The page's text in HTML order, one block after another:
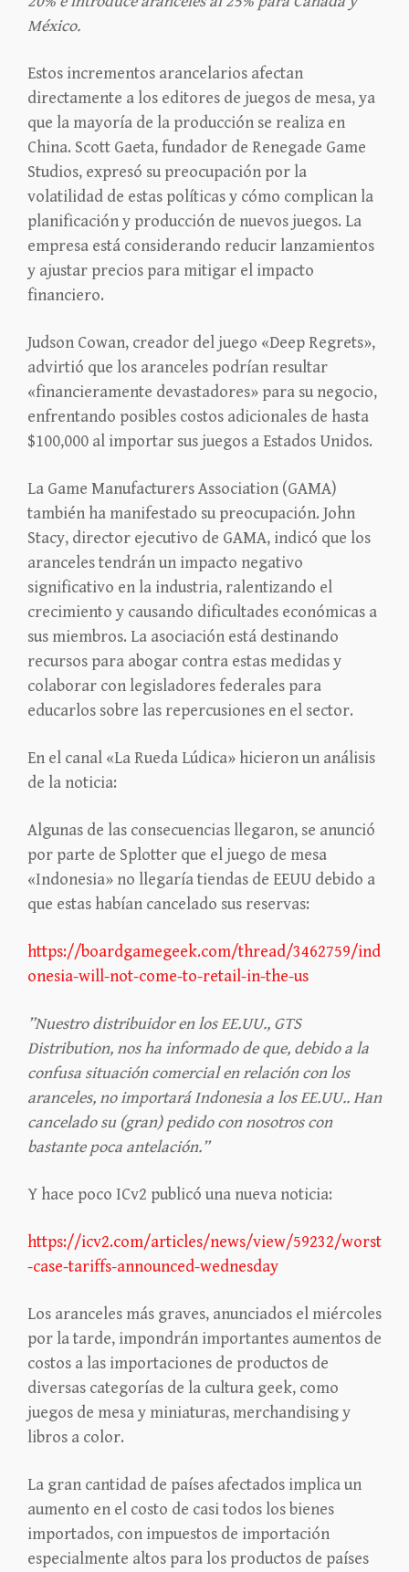
México.
Estos incrementos arancelarios afectan
directamente a los editores de juegos de mesa, ya
que la mayoría de la producción se realiza en
China. Scott Gaeta, fundador de Renegade Game
Studios, expresó su preocupación por la
volatilidad de estas políticas y cómo complican la
planificación y producción de nuevos juegos. La
empresa está considerando reducir lanzamientos
y ajustar precios para mitigar el impacto
financiero.
Judson Cowan, creador del juego «Deep Regrets»,
advirtió que los aranceles podrían resultar
«financieramente devastadores» para su negocio,
enfrentando posibles costos adicionales de hasta
$100,000 al importar sus juegos a Estados Unidos.
La Game Manufacturers Association (GAMA)
también ha manifestado su preocupación. John
Stacy, director ejecutivo de GAMA, indicó que los
aranceles tendrán un impacto negativo
significativo en la industria, ralentizando el
crecimiento y causando dificultades económicas a
sus miembros. La asociación está destinando
recursos para abogar contra estas medidas y
colaborar con legisladores federales para
educarlos sobre las repercusiones en el sector.
En el canal «La Rueda Lúdica» hicieron un análisis
de la noticia:
Algunas de las consecuencias llegaron, se anunció
por parte de Splotter que el juego de mesa
«Indonesia» no llegaría tiendas de EEUU debido a
que estas habían cancelado sus reservas:
https://boardgamegeek.com/thread/3462759/ind
onesia-will-not-come-to-retail-in-the-us
”Nuestro distribuidor en los EE.UU., GTS
Distribution, nos ha informado de que, debido a la
confusa situación comercial en relación con los
aranceles, no importará Indonesia a los EE.UU.. Han
cancelado su (gran) pedido con nosotros con
bastante poca antelación.”
Y hace poco ICv2 publicó una nueva noticia:
https://icv2.com/articles/news/view/59232/worst
-case-tariffs-announced-wednesday
Los aranceles más graves, anunciados el miércoles
por la tarde, impondrán importantes aumentos de
costos a las importaciones de productos de
diversas categorías de la cultura geek, como
juegos de mesa y miniaturas, merchandising y
libros a color.
La gran cantidad de países afectados implica un
aumento en el costo de casi todos los bienes
importados, con impuestos de importación
especialmente altos para los productos de países